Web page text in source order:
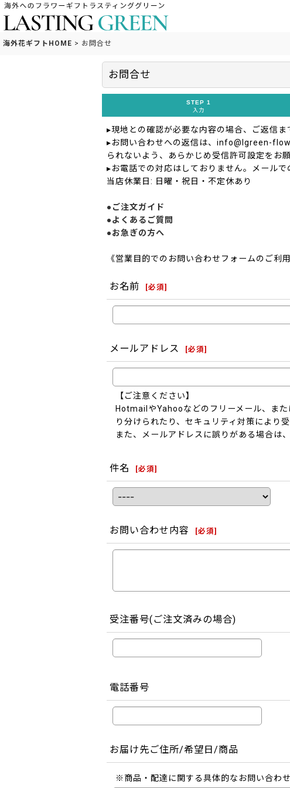
海外花ギフトHOME > お問合せ
お問合せ
STEP 1
入力
▸現地との確認が必要な内容の場合、ご返信ま
▸お問い合わせへの返信は、info@lgreen-
られないよう、あらかじめ受信許可設定をお
▸お電話での対応はしておりません。メールで
当店休業日: 日曜・祝日・不定休あり
●ご注文ガイド
●よくあるご質問
●お急ぎの方へ
《営業目的でのお問い合わせフォームのご利
お名前 [必須]
メールアドレス [必須]
【ご注意ください】
HotmailやYahooなどのフリーメール、ま
り分けられたり、セキュリティ対策により
また、メールアドレスに誤りがある場合は
件名 [必須]
お問い合わせ内容 [必須]
受注番号(ご注文済みの場合)
電話番号
お届け先ご住所/希望日/商品
※商品・配達に関する具体的なお問い合わ